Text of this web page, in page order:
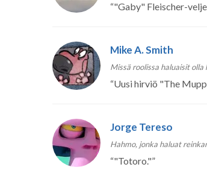
“"Gaby" Fleischer-
Mike A. Smith
Missä roolissa haluaisit olla
“Uusi hirviö "The
Jorge Tereso
Hahmo, jonka haluat
“"Totoro."”